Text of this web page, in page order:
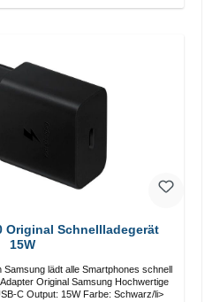
15W
lädt alle Smartphones schnell
Hochwertige
USB-C Output: 15W Farbe: Schwarz/li>